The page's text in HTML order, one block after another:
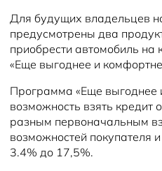
Для будущих владельцев
предусмотрены два
приобрести автомобиль на
«Еще выгоднее и
Программа «Еще выгоднее
возможность взять кредит
разным первоначальным
возможностей покупателя
3.4% до 17,5%.